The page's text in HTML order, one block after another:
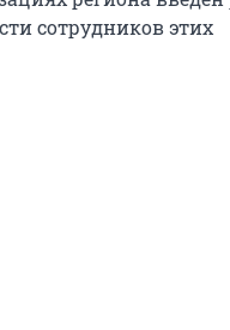
сотрудников этих